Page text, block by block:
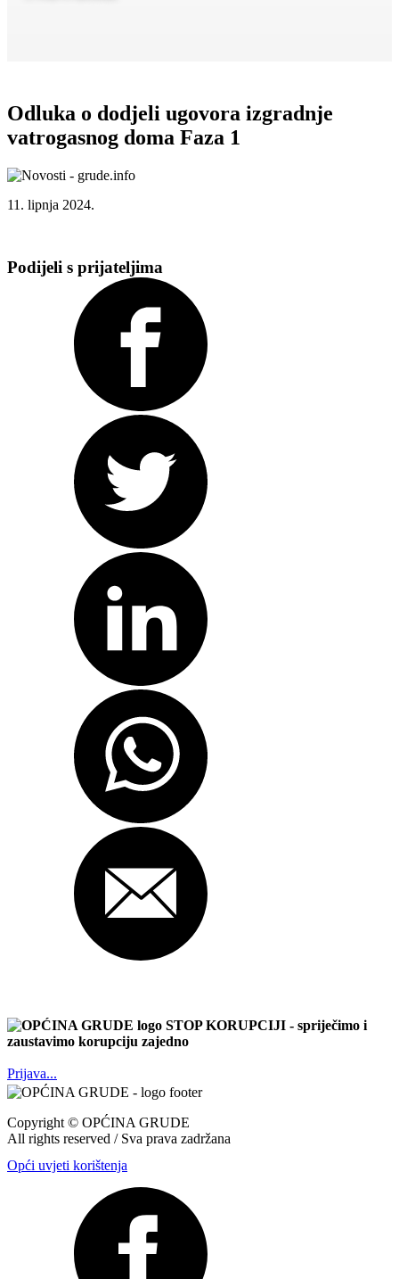
Odluka o dodjeli ugovora izgradnje
vatrogasnog doma Faza 1
11. lipnja 2024.
Podijeli s prijateljima
STOP KORUPCIJI - spriječimo i
zaustavimo korupciju zajedno
Prijava...
Copyright © OPĆINA GRUDE
All rights reserved / Sva prava zadržana
Opći uvjeti korištenja